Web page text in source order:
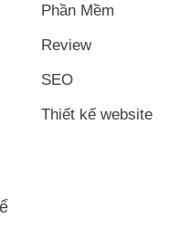
Phần Mềm
Review
SEO
Thiết kế website